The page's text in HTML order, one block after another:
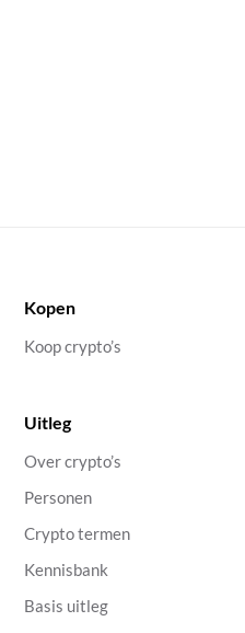
Kopen
Koop crypto’s
Uitleg
Over crypto’s
Personen
Crypto termen
Kennisbank
Basis uitleg